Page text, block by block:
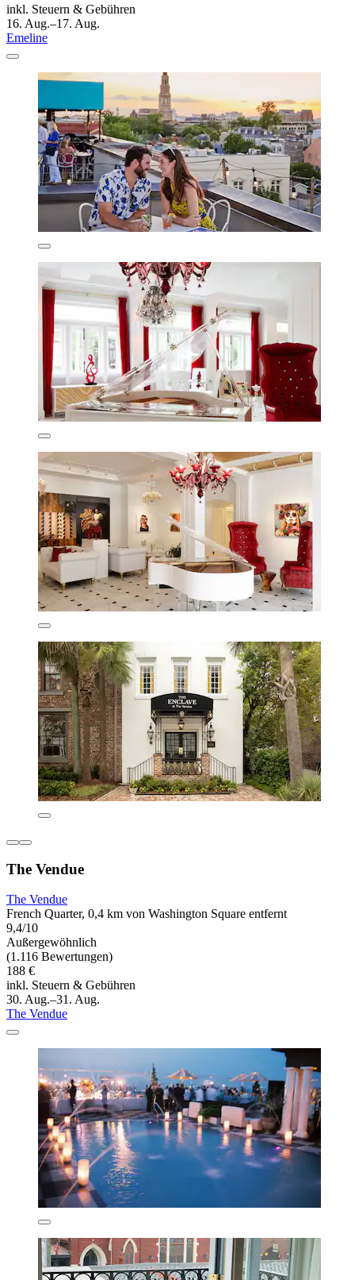
inkl. Steuern & Gebühren
16. Aug.–17. Aug.
Emeline
The Vendue
The Vendue
French Quarter, 0,4 km von Washington Square entfernt
9,4/10
Außergewöhnlich
(1.116 Bewertungen)
188 €
inkl. Steuern & Gebühren
30. Aug.–31. Aug.
The Vendue